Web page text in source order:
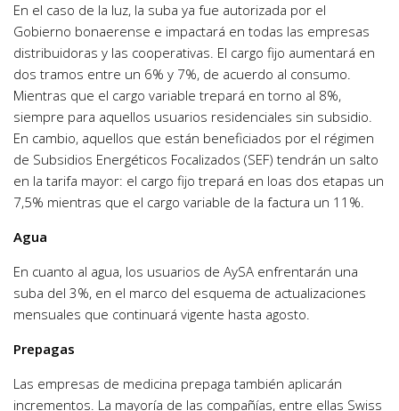
En el caso de la luz, la suba ya fue autorizada por el
Gobierno bonaerense e impactará en todas las empresas
distribuidoras y las cooperativas. El cargo fijo aumentará en
dos tramos entre un 6% y 7%, de acuerdo al consumo.
Mientras que el cargo variable trepará en torno al 8%,
siempre para aquellos usuarios residenciales sin subsidio.
En cambio, aquellos que están beneficiados por el régimen
de Subsidios Energéticos Focalizados (SEF) tendrán un salto
en la tarifa mayor: el cargo fijo trepará en loas dos etapas un
7,5% mientras que el cargo variable de la factura un 11%.
Agua
En cuanto al agua, los usuarios de AySA enfrentarán una
suba del 3%, en el marco del esquema de actualizaciones
mensuales que continuará vigente hasta agosto.
Prepagas
Las empresas de medicina prepaga también aplicarán
incrementos. La mayoría de las compañías, entre ellas Swiss